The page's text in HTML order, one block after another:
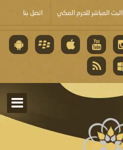
البث المباشر للحرم المكي اتصل بنا